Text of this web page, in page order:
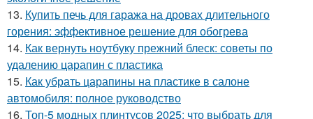
13. Купить печь для гаража на дровах длительного
горения: эффективное решение для обогрева
14. Как вернуть ноутбуку прежний блеск: советы по
удалению царапин с пластика
15. Как убрать царапины на пластике в салоне
автомобиля: полное руководство
16. Топ-5 модных плинтусов 2025: что выбрать для